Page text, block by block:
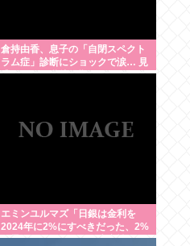
倉持由香、息子の「自閉スペクト
ラム症」診断にショックで涙… 見
逃していた乳幼児期のサインとは
エミンユルマズ「日銀は金利を
2024年に2%にすべきだった、2%
で景気が悪くなるなら生産性が低